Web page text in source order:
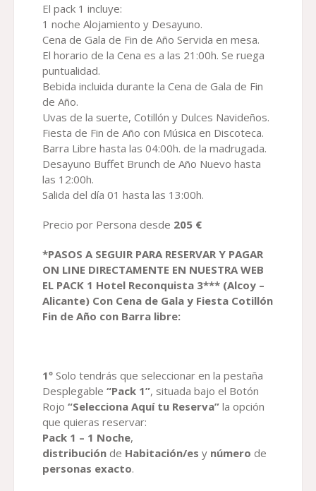
El pack 1 incluye:
1 noche Alojamiento y Desayuno.
Cena de Gala de Fin de Año Servida en mesa.
El horario de la Cena es a las 21:00h. Se ruega
puntualidad.
Bebida incluida durante la Cena de Gala de Fin
de Año.
Uvas de la suerte, Cotillón y Dulces Navideños.
Fiesta de Fin de Año con Música en Discoteca.
Barra Libre hasta las 04:00h. de la madrugada.
Desayuno Buffet Brunch de Año Nuevo hasta
las 12:00h.
Salida del día 01 hasta las 13:00h.
Precio por Persona desde 205 €
*PASOS A SEGUIR PARA RESERVAR Y PAGAR
ON LINE DIRECTAMENTE EN NUESTRA WEB
EL PACK 1 Hotel Reconquista 3*** (Alcoy –
Alicante) Con Cena de Gala y Fiesta Cotillón
Fin de Año con Barra libre:
1º Solo tendrás que seleccionar en la pestaña
Desplegable “Pack 1”, situada bajo el Botón
Rojo “Selecciona Aquí tu Reserva” la opción
que quieras reservar:
Pack 1 – 1 Noche,
distribución de Habitación/es y número de
personas exacto.